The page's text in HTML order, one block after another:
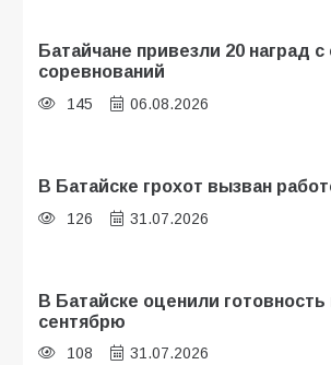
Батайчане привезли 20 наград
соревнований
145 06.08.2026
В Батайске грохот вызван
126 31.07.2026
В Батайске оценили готовность
сентябрю
108 31.07.2026